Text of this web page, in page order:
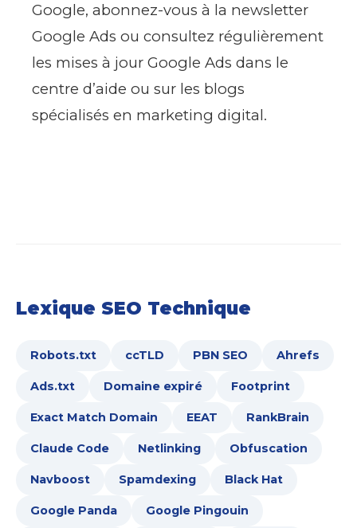
Google, abonnez-vous à la newsletter
Google Ads ou consultez régulièrement
les mises à jour Google Ads dans le
centre d’aide ou sur les blogs
spécialisés en marketing digital.
Lexique SEO Technique
Robots.txt ccTLD PBN SEO Ahrefs
Ads.txt Domaine expiré Footprint
Exact Match Domain EEAT RankBrain
Claude Code Netlinking Obfuscation
Navboost Spamdexing Black Hat
Google Panda Google Pingouin